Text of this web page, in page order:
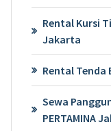
Rental Kursi
Jakarta
Rental Tenda
Sewa
PERTAMINA